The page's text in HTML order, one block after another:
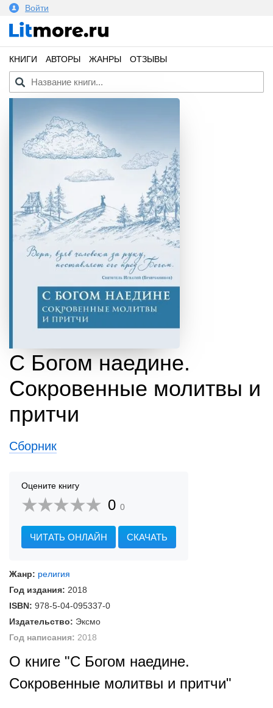
Войти
КНИГИ АВТОРЫ ЖАНРЫ ОТЗЫВЫ
С Богом наедине.
Сокровенные молитвы и
притчи
Сборник
Оцените книгу
0 0
ЧИТАТЬ ОНЛАЙН СКАЧАТЬ
Жанр: религия
Год издания: 2018
ISBN: 978-5-04-095337-0
Издательство: Эксмо
Год написания: 2018
О книге "С Богом наедине.
Сокровенные молитвы и притчи"